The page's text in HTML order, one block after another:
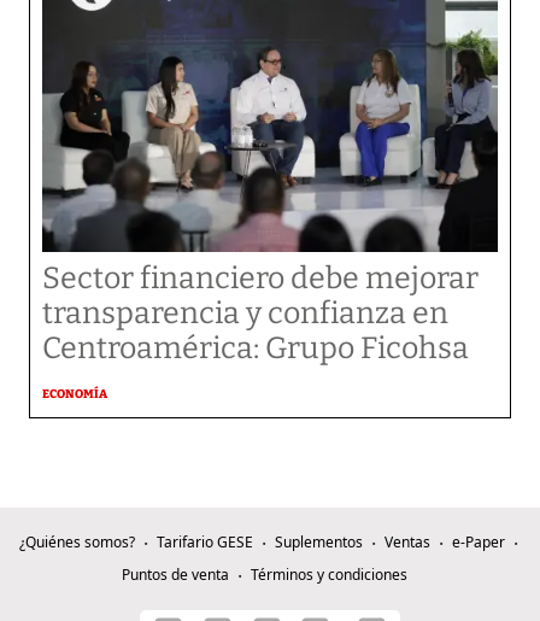
Sector financiero debe mejorar
transparencia y confianza en
Centroamérica: Grupo Ficohsa
ECONOMÍA
¿Quiénes somos? Tarifario GESE Suplementos Ventas
e-Paper
Puntos de venta
Términos y condiciones